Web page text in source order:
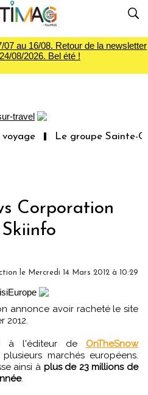
au 16/08. Retour de la newsletter
08/2026. Bel été !
Le groupe Sainte-
Corporation
le Mercredi 14 Mars 2012 à 10:29
2012.
à l'éditeur de OnTheSnow
marchés européens.
ainsi à plus de 23 millions de
.